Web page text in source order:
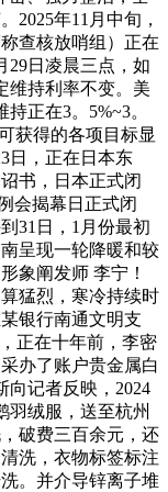
2025年11月中旬，
查核放哨组）正在
29日凌晨三点，如
维持利率不变。美
正在3。5%~3。
获得的各项目标显
日，正在日本东
书，日本正式闭
会揭幕日正式闭
31日，1月份最初
呈现一轮降暖和较
象阐发师 李宁！
猛烈，寒冷持续时
银行南通文明支
正在十年前，李密
办了账户贵金属白
向记者反映，2024
羽绒服，送至杭州
破费三百余元，还
洗，衣物标签标注
。并介导锌离子堆